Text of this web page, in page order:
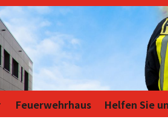
Feuerwehrhaus Helfen Sie